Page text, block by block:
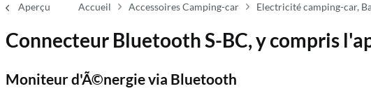
Aperçu Accueil Accessoires Camping-car Electricité camping-car,
Connecteur Bluetooth S-BC, y compris
Moniteur d'Ã©nergie via Bluetooth